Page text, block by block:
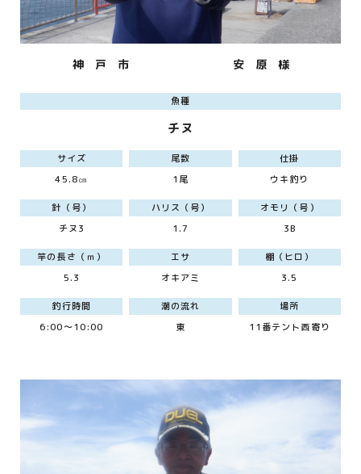
神 戸 市 安 原 様
魚種
チヌ
サイズ
45.8㎝
尾数
1尾
仕掛
ウキ釣り
針（号）
チヌ3
ハリス（号）
1.7
オモリ（号）
3B
竿の長さ（ｍ）
5.3
エサ
オキアミ
棚（ヒロ）
3.5
釣行時間
6:00～10:00
潮の流れ
東
場所
11番テント西寄り